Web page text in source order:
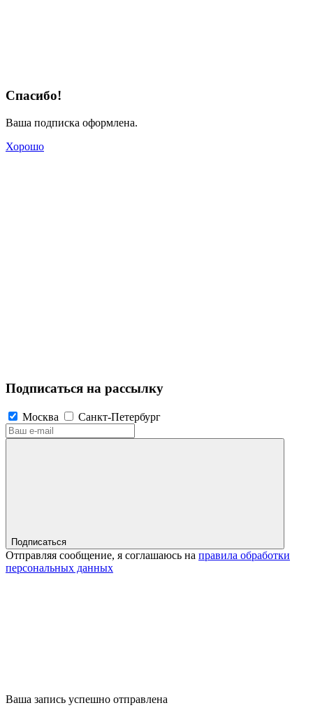
Спасибо!
Ваша подписка оформлена.
Хорошо
Подписаться на рассылку
Москва Санкт-Петербург
Подписаться
Отправляя сообщение, я соглашаюсь на правила обработки
персональных данных
Ваша запись успешно отправлена